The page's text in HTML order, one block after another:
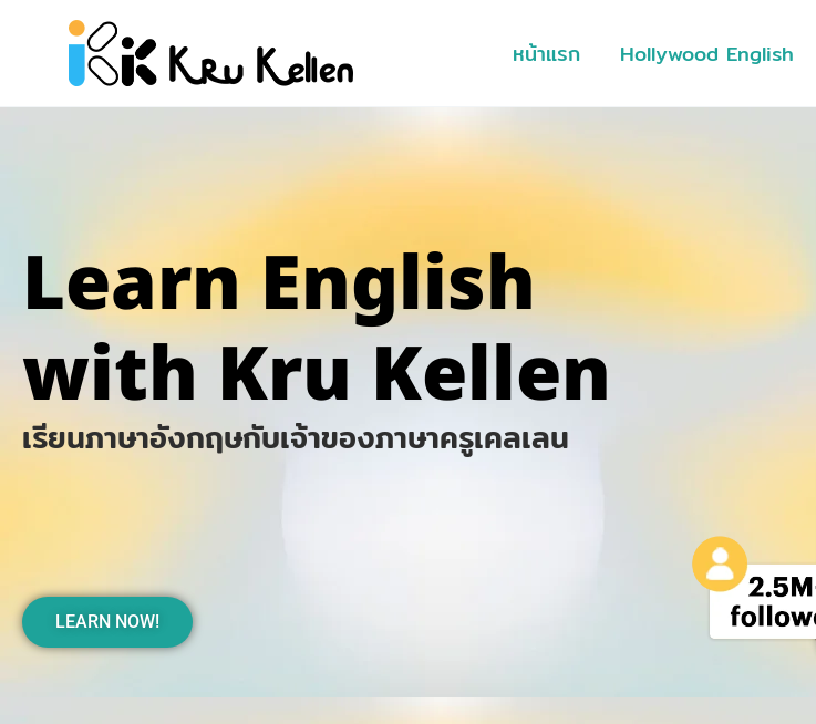
content
หน้าแรก Hollywood English
LearnEnglish
withKru Kellen
เรียนภาษาอังกฤษกับเจ้าของภาษาครูเคลเลน
LEARN NOW!